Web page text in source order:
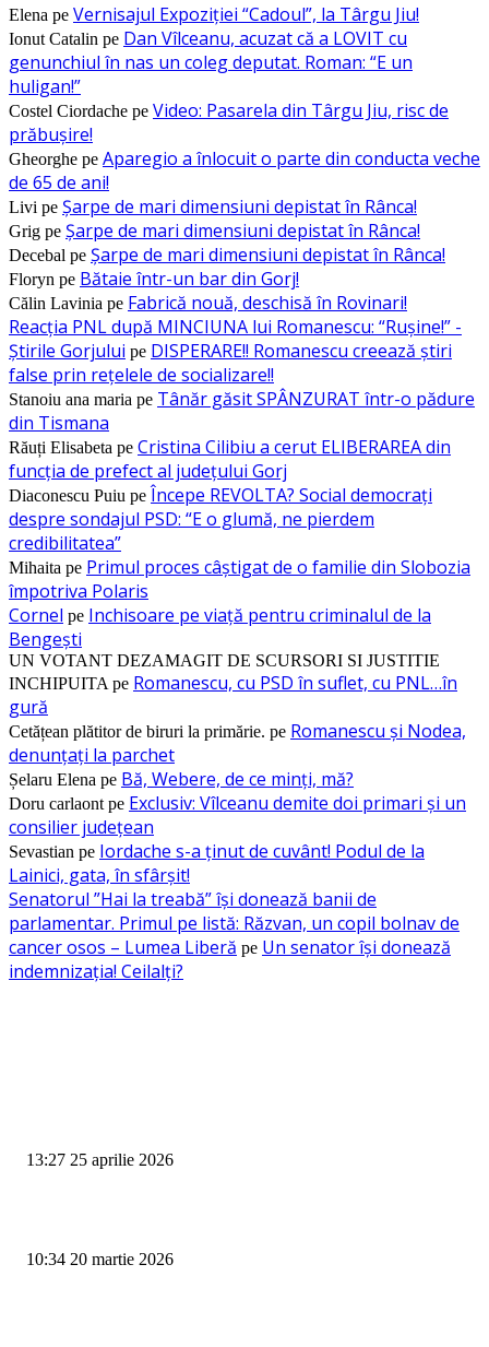
Elena pe Vernisajul Expoziției “Cadoul”, la Târgu Jiu!
Ionut Catalin pe Dan Vîlceanu, acuzat că a LOVIT cu
genunchiul în nas un coleg deputat. Roman: “E un
huligan!”
Costel Ciordache pe Video: Pasarela din Târgu Jiu, risc de
prăbușire!
Gheorghe pe Aparegio a înlocuit o parte din conducta veche
de 65 de ani!
Livi pe Șarpe de mari dimensiuni depistat în Rânca!
Grig pe Șarpe de mari dimensiuni depistat în Rânca!
Decebal pe Șarpe de mari dimensiuni depistat în Rânca!
Floryn pe Bătaie într-un bar din Gorj!
Călin Lavinia pe Fabrică nouă, deschisă în Rovinari!
Reacția PNL după MINCIUNA lui Romanescu: “Rușine!” -
Știrile Gorjului pe DISPERARE!! Romanescu creează știri
false prin rețelele de socializare!!
Stanoiu ana maria pe Tânăr găsit SPÂNZURAT într-o pădure
din Tismana
Răuți Elisabeta pe Cristina Cilibiu a cerut ELIBERAREA din
funcția de prefect al județului Gorj
Diaconescu Puiu pe Începe REVOLTA? Social democrați
despre sondajul PSD: “E o glumă, ne pierdem
credibilitatea”
Mihaita pe Primul proces câștigat de o familie din Slobozia
împotriva Polaris
Cornel pe Inchisoare pe viață pentru criminalul de la
Bengești
UN VOTANT DEZAMAGIT DE SCURSORI SI JUSTITIE
INCHIPUITA pe Romanescu, cu PSD în suflet, cu PNL…în
gură
Cetățean plătitor de biruri la primărie. pe Romanescu și Nodea,
denunțați la parchet
Șelaru Elena pe Bă, Webere, de ce minți, mă?
Doru carlaont pe Exclusiv: Vîlceanu demite doi primari și un
consilier județean
Sevastian pe Iordache s-a ținut de cuvânt! Podul de la
Lainici, gata, în sfârșit!
Senatorul ”Hai la treabă” își donează banii de
parlamentar. Primul pe listă: Răzvan, un copil bolnav de
cancer osos – Lumea Liberă pe Un senator își donează
indemnizația! Ceilalți?
13:27 25 aprilie 2026
10:34 20 martie 2026